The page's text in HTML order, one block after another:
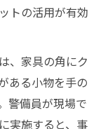
トの活用が有効
、家具の角にク
ある小物を手の
警備員が現場で
実施すると、事